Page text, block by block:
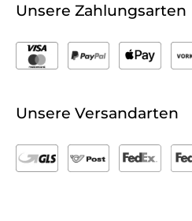
Unsere Zahlungsarten
Unsere Versandarten